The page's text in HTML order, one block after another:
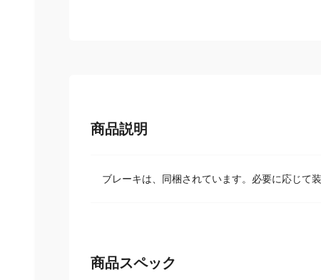
商品説明
ブレーキは、同梱されています。必要に応じて
商品スペック